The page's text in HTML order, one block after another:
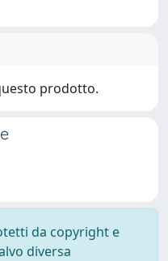
prodotto.
da copyright e
diversa